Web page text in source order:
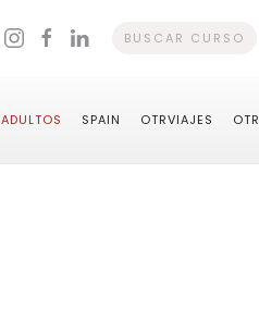
BUSCAR CURSO
ADULTOS SPAIN OTRVIAJES OTR